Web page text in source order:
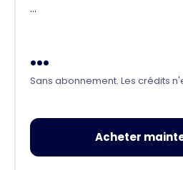
...
...
Sans abonnement. Les crédits
Acheter